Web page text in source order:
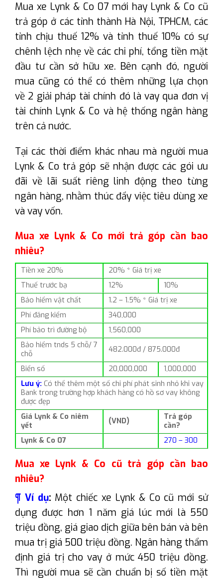
Mua xe Lynk & Co 07 mới hay Lynk & Co cũ
trả góp ở các tỉnh thành Hà Nội, TPHCM, các
tỉnh chịu thuế 12% và tỉnh thuế 10% có sự
chênh lệch nhẹ về các chi phí, tổng tiền mặt
đầu tư cần sở hữu xe. Bên cạnh đó, người
mua cũng có thể có thêm những lựa chọn
về 2 giải pháp tài chính đó là vay qua đơn vị
tài chính Lynk & Co và hệ thống ngân hàng
trên cả nước.
Tại các thời điểm khác nhau mà người mua
Lynk & Co trả góp sẽ nhận được các gói ưu
đãi về lãi suất riêng linh động theo từng
ngân hàng, nhằm thúc đẩy việc tiêu dùng xe
và vay vốn.
Mua xe Lynk & Co mới trả góp cần bao
nhiêu?
Tiền xe 20%
20% * Giá trị xe
Thuế trước bạ
12%
10%
Bảo hiểm vật chất
1.2 – 1.5% * Giá trị xe
Phí đăng kiểm
340,000
Phí bảo trì đường bộ
1,560,000
Bảo hiểm tnds 5 chỗ/ 7
chỗ
482.000đ / 875.000đ
Biển số 20,000,000
1,000,000
Lưu ý: Có thể thêm một số chi phí phát sinh nhỏ khi vay
Bank trong trường hợp khách hàng có hồ sơ vay không
được đẹp
Giá Lynk & Co niêm
yết
(VND)
Trả góp
cần?
Lynk & Co 07
270 – 300
Mua xe Lynk & Co cũ trả góp cần bao
nhiêu?
¶ Ví dụ: Một chiếc xe Lynk & Co cũ mới sử
dụng được hơn 1 năm giá lúc mới là 550
triệu đồng, giá giao dịch giữa bên bán và bên
mua trị giá 500 triệu đồng. Ngân hàng thẩm
định giá trị cho vay ở mức 450 triệu đồng.
Thì người mua sẽ cần chuẩn bị số tiền mặt